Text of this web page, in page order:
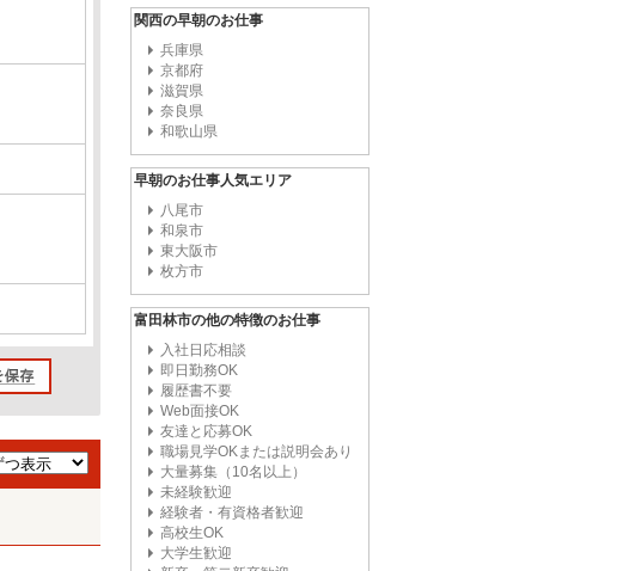
関西の早朝のお仕事
兵庫県
京都府
滋賀県
奈良県
和歌山県
早朝のお仕事人気エリア
八尾市
和泉市
東大阪市
枚方市
富田林市の他の特徴のお仕事
入社日応相談
即日勤務OK
履歴書不要
Web面接OK
友達と応募OK
職場見学OKまたは説明会あり
大量募集（10名以上）
未経験歓迎
経験者・有資格者歓迎
高校生OK
大学生歓迎